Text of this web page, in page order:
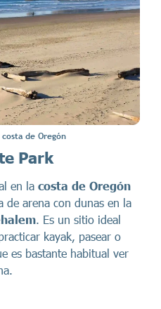
de Oregón
Park
en la costa de Oregón
de arena con dunas en la
. Es un sitio ideal
kayak, pasear o
es bastante habitual ver